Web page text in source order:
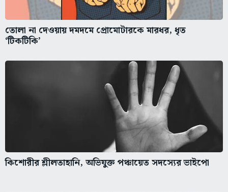
তোলা না দেওয়ায় দমদমে প্রোমোটারকে মারধর, ধৃত
‘টিকটিকি’
কিশোরীর শ্লীলতাহানি, অভিযুক্ত পঞ্চায়েত সদস্যের ভাইপো